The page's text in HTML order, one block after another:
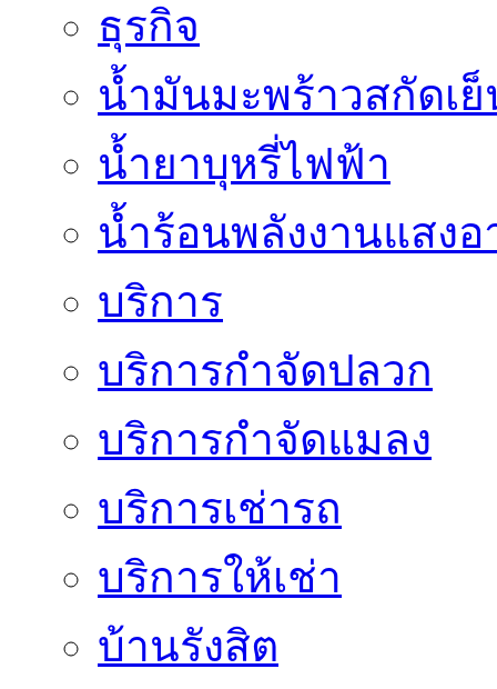
ธุรกิจ
น้ำมันมะพร้าวสกัดเ
น้ำยาบุหรี่ไฟฟ้า
น้ำร้อนพลังงานแสง
บริการ
บริการกำจัดปลวก
บริการกำจัดแมลง
บริการเช่ารถ
บริการให้เช่า
บ้านรังสิต